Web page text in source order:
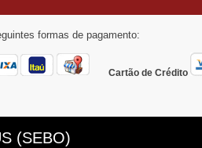
formas de pagamento:
Cartão de Crédito
(SEBO)